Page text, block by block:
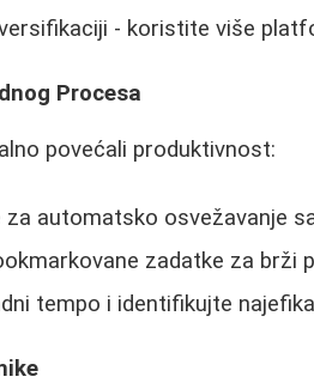
- koristite više
Procesa
povećali produktivnost:
automatsko osvežavanje
zadatke za brži
tempo i identifikujte